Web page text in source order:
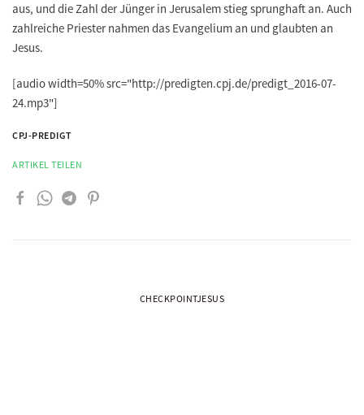
aus, und die Zahl der Jünger in Jerusalem stieg sprunghaft an. Auch
zahlreiche Priester nahmen das Evangelium an und glaubten an
Jesus.
[audio width=50% src="http://predigten.cpj.de/predigt_2016-07-
24.mp3"]
CPJ-PREDIGT
ARTIKEL TEILEN
CHECKPOINTJESUS